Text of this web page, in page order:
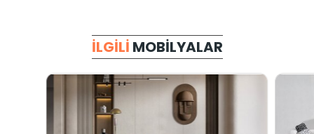
İLGILI MOBILYALAR